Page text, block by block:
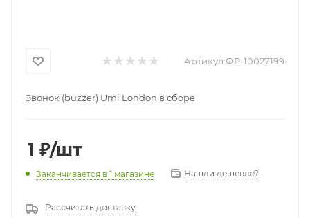
Артикул:ФР-10027199
Звонок (buzzer) Umi London в сборе
1 ₽/шт
Заканчивается в 1 магазине Нашли дешевле?
Рассчитать доставку